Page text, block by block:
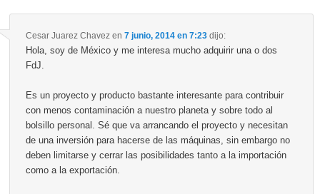
Cesar Juarez Chavezen 7 junio, 2014 en 7:23 dijo:
Hola, soy de México y me interesa mucho adquirir una o dos
FdJ.
Es un proyecto y producto bastante interesante para contribuir
con menos contaminación a nuestro planeta y sobre todo al
bolsillo personal. Sé que va arrancando el proyecto y necesitan
de una inversión para hacerse de las máquinas, sin embargo no
deben limitarse y cerrar las posibilidades tanto a la importación
como a la exportación.